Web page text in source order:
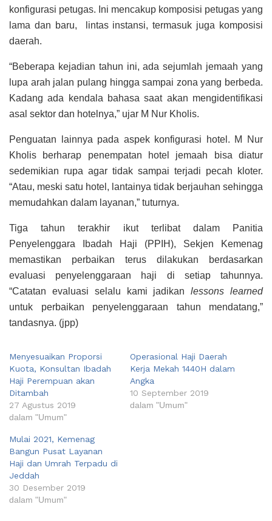
konfigurasi petugas. Ini mencakup komposisi petugas yang
lama dan baru, lintas instansi, termasuk juga komposisi
daerah.
“Beberapa kejadian tahun ini, ada sejumlah jemaah yang
lupa arah jalan pulang hingga sampai zona yang berbeda.
Kadang ada kendala bahasa saat akan mengidentifikasi
asal sektor dan hotelnya,” ujar M Nur Kholis.
Penguatan lainnya pada aspek konfigurasi hotel. M Nur
Kholis berharap penempatan hotel jemaah bisa diatur
sedemikian rupa agar tidak sampai terjadi pecah kloter.
“Atau, meski satu hotel, lantainya tidak berjauhan sehingga
memudahkan dalam layanan,” tuturnya.
Tiga tahun terakhir ikut terlibat dalam Panitia
Penyelenggara Ibadah Haji (PPIH), Sekjen Kemenag
memastikan perbaikan terus dilakukan berdasarkan
evaluasi penyelenggaraan haji di setiap tahunnya.
“Catatan evaluasi selalu kami jadikanlessons learned
untuk perbaikan penyelenggaraan tahun mendatang,”
tandasnya. (jpp)
Menyesuaikan Proporsi
Kuota, Konsultan Ibadah
Haji Perempuan akan
Ditambah
27 Agustus 2019
dalam "Umum"
Operasional Haji Daerah
Kerja Mekah 1440H dalam
Angka
10 September 2019
dalam "Umum"
Mulai 2021, Kemenag
Bangun Pusat Layanan
Haji dan Umrah Terpadu di
Jeddah
30 Desember 2019
dalam "Umum"